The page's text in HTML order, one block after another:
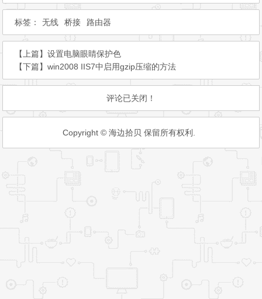
那么我们还需给副路由的DHCP服务器设置DNS服
到的IP地址就能够通过主路由的WAN口上网，也就是
说，通过副路由DHCP服务器指派得到的IP地址是有效
的
这样便解决无法从副路由上网的问题了
喜欢0 分享